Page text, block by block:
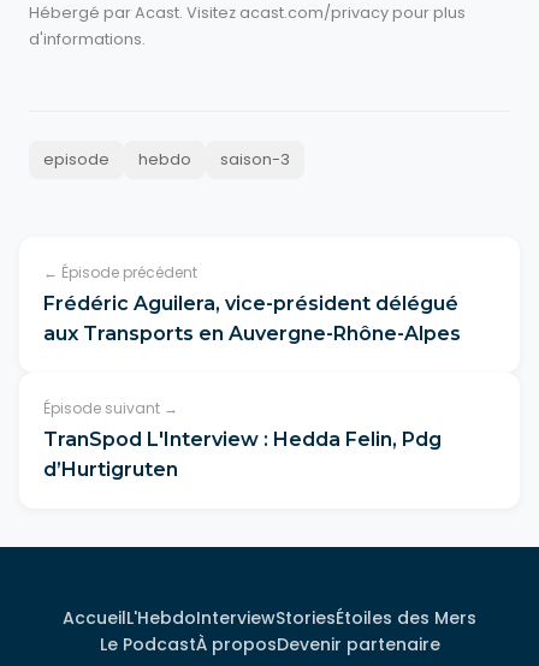
Hébergé par Acast. Visitez acast.com/privacy pour plus
d'informations.
episode hebdo saison-3
← Épisode précédent
Frédéric Aguilera, vice-président délégué
aux Transports en Auvergne-Rhône-Alpes
Épisode suivant →
TranSpod L'Interview : Hedda Felin, Pdg
d’Hurtigruten
AccueilL'HebdoInterviewStoriesÉtoiles des Mers
Le PodcastÀ proposDevenir partenaire